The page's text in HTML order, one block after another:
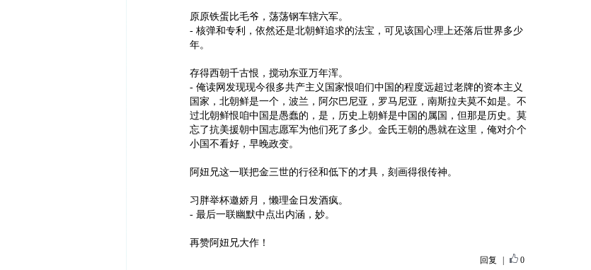
原原铁蛋比毛爷，荡荡钢车辖六军。
- 核弹和专利，依然还是北朝鲜追求的法宝，可见该国心理上还落后世界多少
年。
存得西朝千古恨，搅动东亚万年浑。
- 俺读网发现现今很多共产主义国家恨咱们中国的程度远超过老牌的资本主义
国家，北朝鲜是一个，波兰，阿尔巴尼亚，罗马尼亚，南斯拉夫莫不如是。不
过北朝鲜恨咱中国是愚蠢的，是，历史上朝鲜是中国的属国，但那是历史。莫
忘了抗美援朝中国志愿军为他们死了多少。金氏王朝的愚就在这里，俺对介个
小国不看好，早晚政变。
阿妞兄这一联把金三世的行径和低下的才具，刻画得很传神。
习胖举杯邀娇月，懒理金日发酒疯。
- 最后一联幽默中点出内涵，妙。
再赞阿妞兄大作！
回复 0